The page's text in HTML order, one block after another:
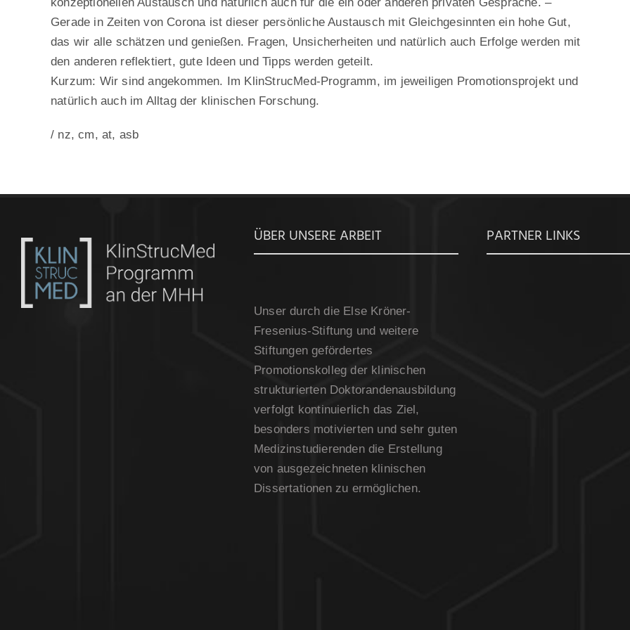
Gerade in Zeiten von Corona ist dieser persönliche Austausch mit Gleichgesinnten ein hohe Gut,
das wir alle schätzen und genießen. Fragen, Unsicherheiten und natürlich auch Erfolge werden mit
den anderen reflektiert, gute Ideen und Tipps werden geteilt.
Kurzum: Wir sind angekommen. Im KlinStrucMed-Programm, im jeweiligen Promotionsprojekt und
natürlich auch im Alltag der klinischen Forschung.
/ nz, cm, at, asb
ÜBER UNSERE ARBEIT
Unser durch die Else Kröner-
Fresenius-Stiftung und weitere
Stiftungen gefördertes
Promotionskolleg der klinischen
strukturierten Doktorandenausbildung
verfolgt kontinuierlich das Ziel,
besonders motivierten und sehr guten
Medizinstudierenden die Erstellung
von ausgezeichneten klinischen
Dissertationen zu ermöglichen.
PARTNER LINKS